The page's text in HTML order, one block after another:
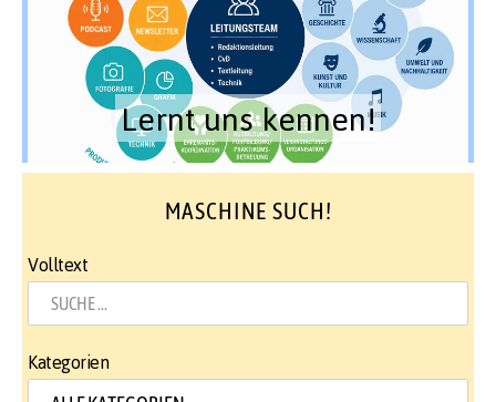
Lernt uns kennen!
MASCHINE SUCH!
Volltext
Kategorien